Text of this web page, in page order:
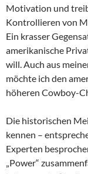
Motivation und
Kontrollieren von
Ein krasser
amerikanische
will. Auch aus
möchte ich den
höheren Cowboy-
Die historischen
kennen –
Experten
„Power“